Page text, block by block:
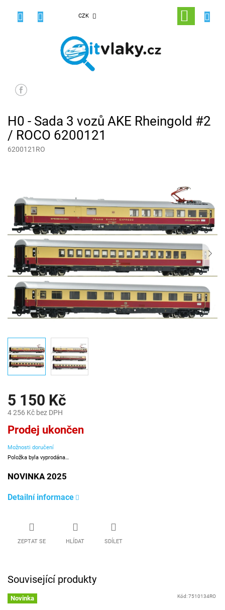
CZK
NÁKUPNÍ
KOŠÍK
H0 - Sada 3 vozů AKE Rheingold #2
/ ROCO 6200121
6200121RO
5 150 Kč
4 256 Kč bez DPH
Měrná
cena:
Prodej ukončen
Možnosti doručení
Položka byla vyprodána…
NOVINKA 2025
Detailní informace
ZEPTAT SE HLÍDAT SDÍLET
Související produkty
Novinka Kód:7510134RO